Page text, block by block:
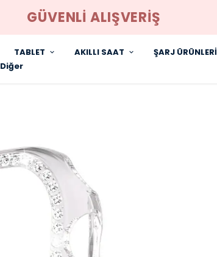
GÜVENLİ ALIŞVERİŞ
TABLET AKILLI SAAT ŞARJ ÜRÜNLERİ
Diğer